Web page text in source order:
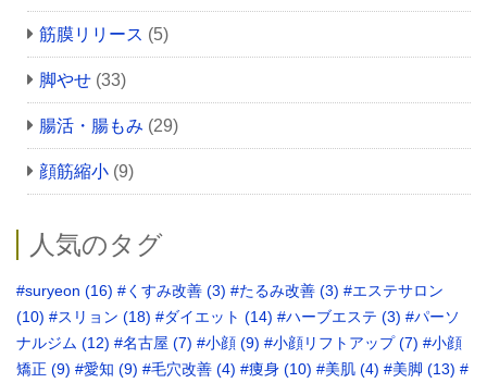
筋膜リリース (5)
脚やせ (33)
腸活・腸もみ (29)
顔筋縮小 (9)
人気のタグ
#suryeon (16) #くすみ改善 (3) #たるみ改善 (3) #エステサロン
(10) #スリョン (18) #ダイエット (14) #ハーブエステ (3) #パーソ
ナルジム (12) #名古屋 (7) #小顔 (9) #小顔リフトアップ(7) #小顔
矯正 (9) #愛知 (9) #毛穴改善 (4) #痩身 (10) #美肌 (4) #美脚 (13) #